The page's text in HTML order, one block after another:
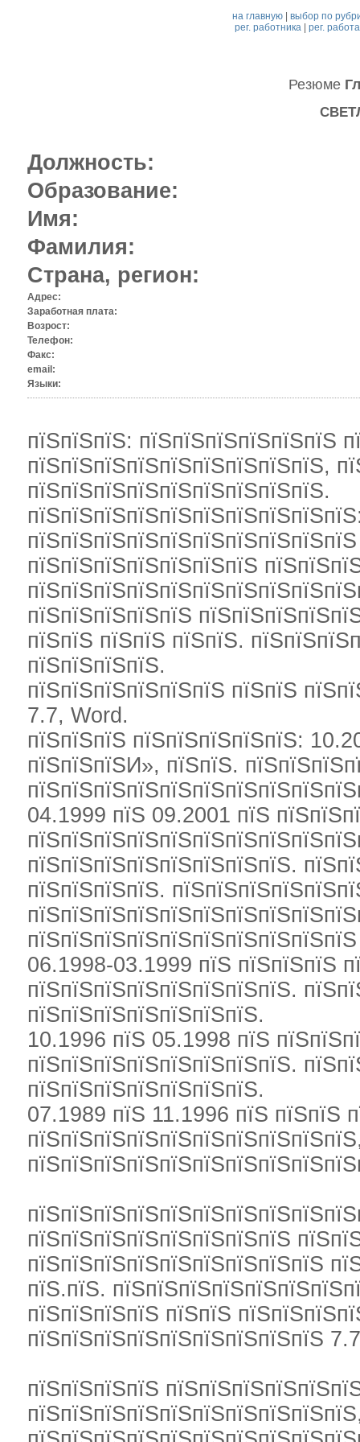
на главную |выбор по
рег. работника| рег.
Резюме
Должность:
Образование:
Имя:
Фамилия:
Страна, регион:
Адрес:
Заработная плата:
Возрост:
Телефон:
Факс:
email:
Языки:
пїЅпїЅпїЅ: пїЅпїЅпїЅпїЅпїЅпїЅ
пїЅпїЅпїЅпїЅпїЅпїЅпїЅпїЅпїЅ,
пїЅпїЅпїЅпїЅпїЅпїЅпїЅпїЅпїЅ.
пїЅпїЅпїЅпїЅпїЅпїЅпїЅ
пїЅпїЅпїЅпїЅпїЅ
пїЅпїЅ пїЅпїЅ пїЅпїЅ.
пїЅпїЅпїЅпїЅ.
пїЅпїЅпїЅпїЅпїЅпїЅ пїЅпїЅ
7.7, Word.
пїЅпїЅпїЅ пїЅпїЅпїЅпїЅпїЅ:
пїЅпїЅпїЅИ», пїЅпїЅ.
04.1999 пїЅ 09.2001 пїЅ
пїЅпїЅпїЅпїЅпїЅпїЅпїЅпїЅ.
пїЅпїЅпїЅпїЅ.
06.1998-03.1999 пїЅ пїЅпїЅпїЅ
пїЅпїЅпїЅпїЅпїЅпїЅпїЅпїЅ.
пїЅпїЅпїЅпїЅпїЅпїЅпїЅ.
10.1996 пїЅ 05.1998 пїЅ
пїЅпїЅпїЅпїЅпїЅпїЅпїЅпїЅ.
пїЅпїЅпїЅпїЅпїЅпїЅпїЅ.
07.1989 пїЅ 11.1996 пїЅ пїЅпїЅ
пїЅпїЅпїЅпїЅпїЅпїЅпїЅпїЅ
пїЅпїЅпїЅпїЅпїЅпїЅпїЅпїЅпїЅ
пїЅ.пїЅ.
пїЅпїЅпїЅпїЅ пїЅпїЅ
пїЅпїЅпїЅпїЅпїЅпїЅпїЅпїЅпїЅ
пїЅпїЅпїЅпїЅ